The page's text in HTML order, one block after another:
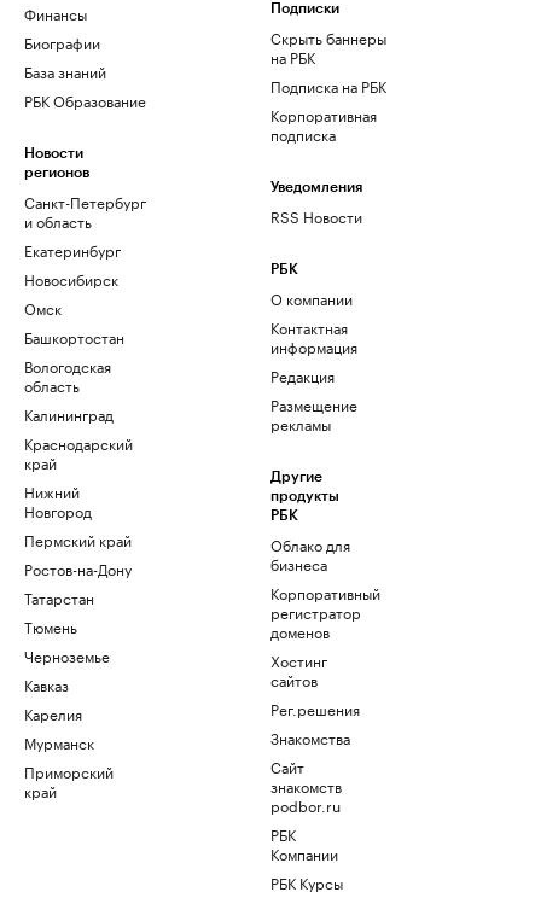
Финансы
Биографии
База знаний
РБК Образование
Новости
регионов
Санкт-Петербург
и область
Екатеринбург
Новосибирск
Омск
Башкортостан
Вологодская
область
Калининград
Краснодарский
край
Нижний
Новгород
Пермский край
Ростов-на-Дону
Татарстан
Тюмень
Черноземье
Кавказ
Карелия
Мурманск
Приморский
край
Подписки
Скрыть баннеры
на РБК
Подписка на РБК
Корпоративная
подписка
Уведомления
RSS Новости
РБК
О компании
Контактная
информация
Редакция
Размещение
рекламы
Другие
продукты
РБК
Облако для
бизнеса
Корпоративный
регистратор
доменов
Хостинг
сайтов
Рег.решения
Знакомства
Сайт
знакомств
podbor.ru
РБК
Компании
РБК Курсы